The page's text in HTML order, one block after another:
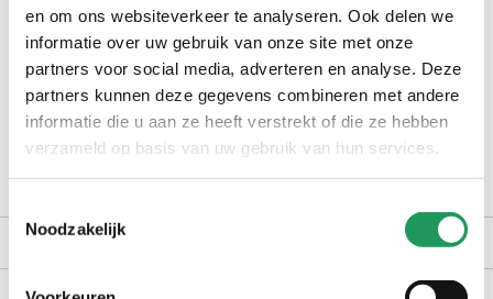
en om ons websiteverkeer te analyseren. Ook delen we
informatie over uw gebruik van onze site met onze
partners voor social media, adverteren en analyse. Deze
partners kunnen deze gegevens combineren met andere
informatie die u aan ze heeft verstrekt of die ze hebben
verzameld op basis van uw gebruik van hun services.
Noodzakelijk
op werkdagen voor 16:30 uur besteld, dezelfde dag verzonden
gratis bezorging vanaf €40,-
achteraf betalen met Billink
100 dagen gratis retour in NL en BE
productomschrijving